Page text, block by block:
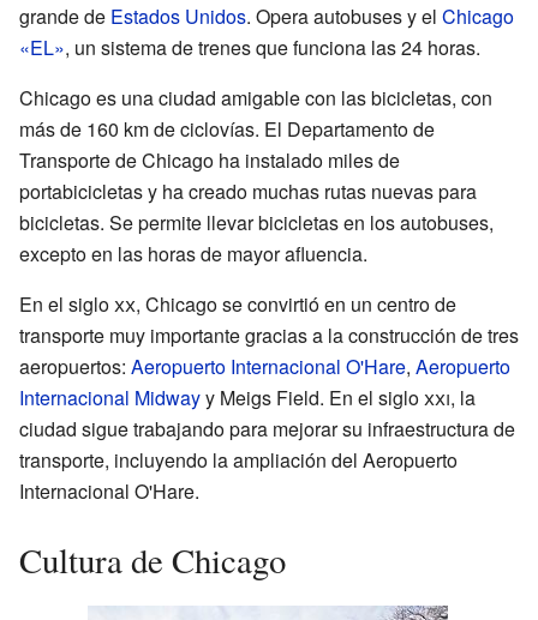
grande de Estados Unidos. Opera autobuses y el Chicago
«EL», un sistema de trenes que funciona las 24 horas.
Chicago es una ciudad amigable con las bicicletas, con
más de 160 km de ciclovías. El Departamento de
Transporte de Chicago ha instalado miles de
portabicicletas y ha creado muchas rutas nuevas para
bicicletas. Se permite llevar bicicletas en los autobuses,
excepto en las horas de mayor afluencia.
En el sigloxx, Chicago se convirtió en un centro de
transporte muy importante gracias a la construcción de tres
aeropuertos: Aeropuerto Internacional O'Hare, Aeropuerto
Internacional Midwayy Meigs Field. En el sigloxxi, la
ciudad sigue trabajando para mejorar su infraestructura de
transporte, incluyendo la ampliación del Aeropuerto
Internacional O'Hare.
Cultura de Chicago